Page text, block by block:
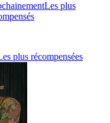
Les plus
plus récompensées